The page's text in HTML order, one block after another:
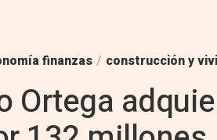
finanzas / construcción y
Ortega